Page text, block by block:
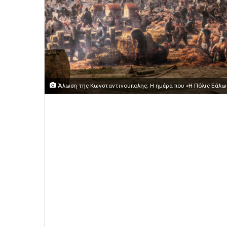
Άλωση της Κωνσταντινούπολης: Η ημέρα που «Η Πόλις